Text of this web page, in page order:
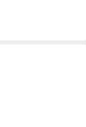
我們貼心周到的服